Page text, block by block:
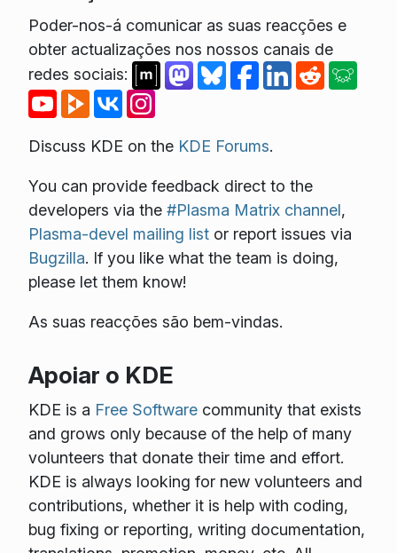
Poder-nos-á comunicar as suas reacções e
obter actualizações nos nossos canais de
redes sociais:
Discuss KDE on the KDE Forums.
You can provide feedback direct to the
developers via the #Plasma Matrix channel,
Plasma-devel mailing listor report issues via
Bugzilla. If you like what the team is doing,
please let them know!
As suas reacções são bem-vindas.
Apoiar o KDE
KDE is a Free Softwarecommunity that exists
and grows only because of the help of many
volunteers that donate their time and effort.
KDE is always looking for new volunteers and
contributions, whether it is help with coding,
bug fixing or reporting, writing documentation,